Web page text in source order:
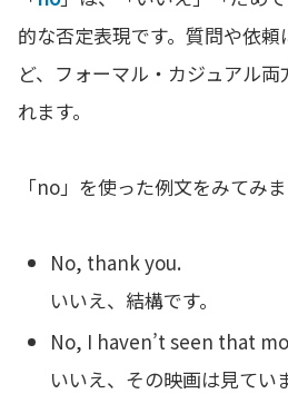
的な否定表現です。質問や依
ど、フォーマル・カジュアル
れます。
「no」を使った例文をみてみま
No, thank you.
いいえ、結構です。
No, I haven’t seen that
いいえ、その映画は見てい